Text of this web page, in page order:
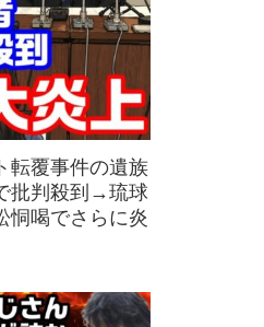
転覆事件の遺族
批判殺到→琉球
恫喝でさらに炎